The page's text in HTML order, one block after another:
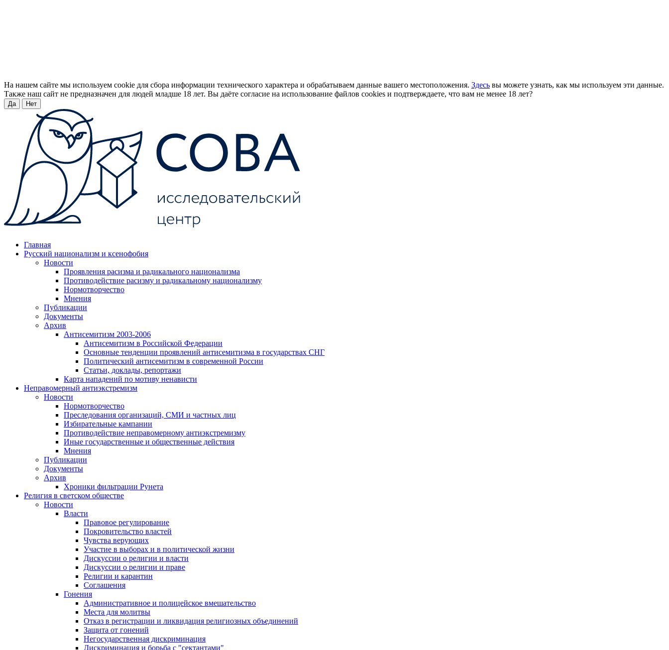
На нашем сайте мы используем cookie для сбора информации технического характера и обрабатываем данные вашего местоположения. Здесь вы можете узнать, как мы используем эти данные.
Также наш сайт не предназначен для людей младше 18 лет. Вы даёте согласие на использование файлов cookies и подтверждаете, что вам не менее 18 лет?
Да Нет
Главная
Русский национализм и ксенофобия
Новости
Проявления расизма и радикального национализма
Противодействие расизму и радикальному национализму
Нормотворчество
Мнения
Публикации
Документы
Архив
Антисемитизм 2003-2006
Антисемитизм в Российской Федерации
Основные тенденции проявлений антисемитизма в государствах СНГ
Политический антисемитизм в современной России
Статьи, доклады, репортажи
Карта нападений по мотиву ненависти
Неправомерный антиэкстремизм
Новости
Нормотворчество
Преследования организаций, СМИ и частных лиц
Избирательные кампании
Противодействие неправомерному антиэкстремизму
Иные государственные и общественные действия
Мнения
Публикации
Документы
Архив
Хроники фильтрации Рунета
Религия в светском обществе
Новости
Власти
Правовое регулирование
Покровительство властей
Чувства верующих
Участие в выборах и в политической жизни
Дискуссии о религии и власти
Дискуссии о религии и праве
Религии и карантин
Соглашения
Гонения
Административное и полицейское вмешательство
Места для молитвы
Отказ в регистрации и ликвидация религиозных объединений
Защита от гонений
Негосударственная дискриминация
Дискриминация и борьба с "сектантами"